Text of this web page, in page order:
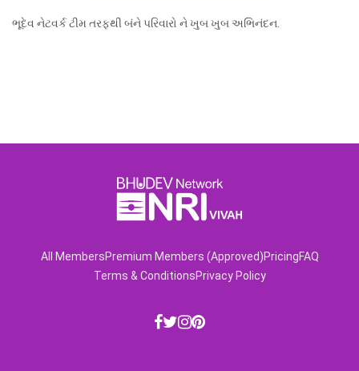
ભૂદેવ નેટવર્ક ટીમ તરફથી બંને પરિવારો ને ખુબ ખુબ અભિનંદન.
All MembersPremium Members (Approved)PricingFAQ
Terms & ConditionsPrivacy Policy